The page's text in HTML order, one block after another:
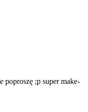
poproszę ;p super make-